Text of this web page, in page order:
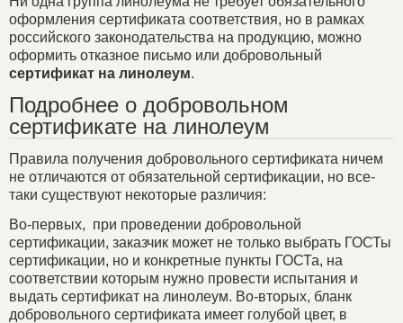
оформления сертификата соответствия, но в рамках
российского законодательства на продукцию, можно
оформить отказное письмо или добровольный
сертификат на линолеум.
Подробнее о добровольном
сертификате на линолеум
Правила получения добровольного сертификата ничем
не отличаются от обязательной сертификации, но все-
таки существуют некоторые различия:
Во-первых, при проведении добровольной
сертификации, заказчик может не только выбрать ГОСТы
сертификации, но и конкретные пункты ГОСТа, на
соответствии которым нужно провести испытания и
выдать сертификат на линолеум. Во-вторых, бланк
добровольного сертификата имеет голубой цвет, в